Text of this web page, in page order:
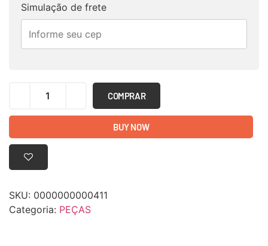
Simulação de frete
COMPRAR
BUY NOW
SKU: 0000000000411
Categoria: PEÇAS